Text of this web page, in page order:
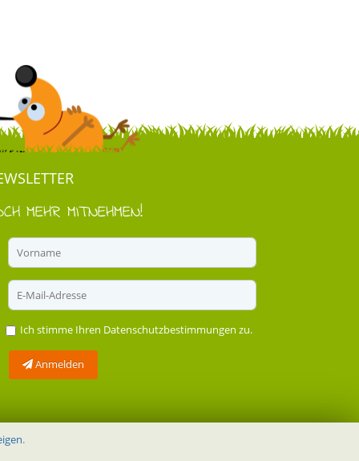
.
MEHR MITNEHMEN!
Ich stimme Ihren Datenschutzbestimmungen zu.
Anmelden